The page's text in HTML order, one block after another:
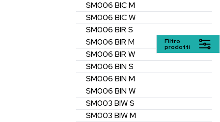
SM006 BIC M
SM006 BIC W
SM006 BIR S
SM006 BIR M
SM006 BIR W
SM006 BIN S
SM006 BIN M
SM006 BIN W
SM003 BIW S
SM003 BIW M
Filtro
prodotti